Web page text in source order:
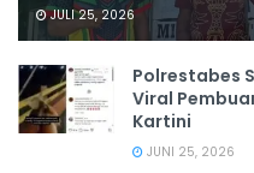
JULI 25, 2026
Polrestabes
Viral
Kartini
JUNI 25, 2026